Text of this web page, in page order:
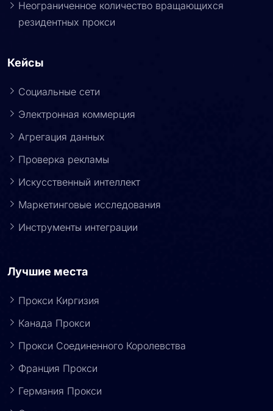
Неограниченное количество вращающихся
резидентных прокси
Кейсы
Социальные сети
Электронная коммерция
Агрегация данных
Проверка рекламы
Искусственный интеллект
Маркетинговые исследования
Инструменты интеграции
Лучшие места
Прокси Киргизия
Канада Прокси
Прокси Соединенного Королевства
Франция Прокси
Германия Прокси